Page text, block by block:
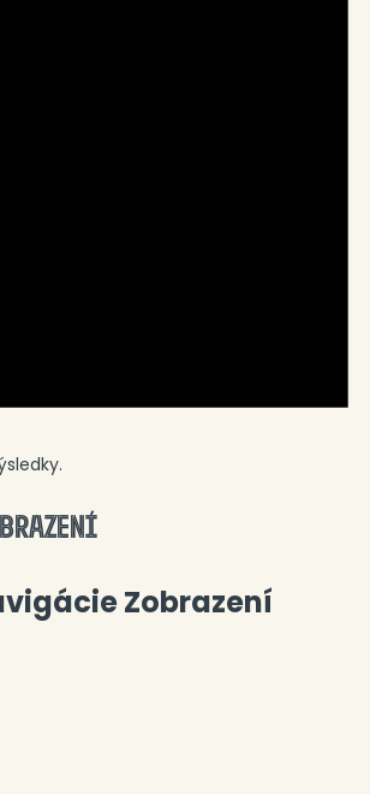
Zobrazení